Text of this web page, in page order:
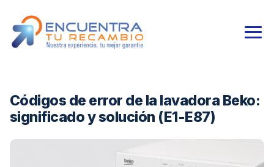
Códigos de error de la lavadora Beko:
significado y solución (E1-E87)